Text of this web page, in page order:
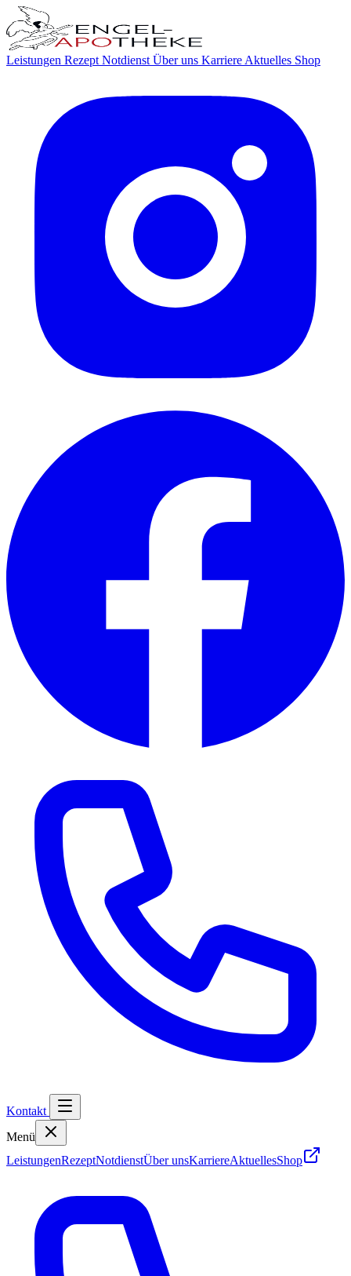
Leistungen Rezept Notdienst Über uns Karriere Aktuelles Shop
Kontakt
Menü
LeistungenRezeptNotdienstÜber unsKarriereAktuellesShop